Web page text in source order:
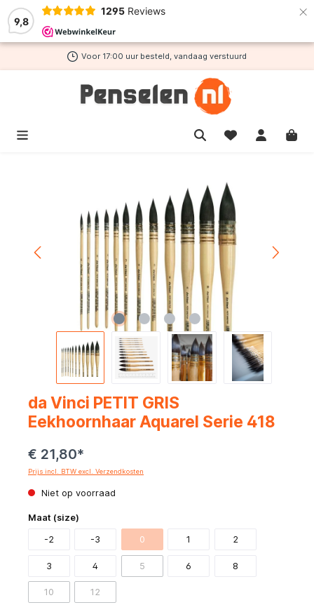
9,8
1295 Reviews ×
hoofdinhoud
Voor 17:00 uur besteld, vandaag verstuurd
da Vinci PETIT GRIS
Eekhoornhaar Aquarel Serie 418
€ 21,80*
Prijs incl. BTW excl. Verzendkosten
Niet op voorraad
Maat (size)
-2 -3 0 1 2
3 4 5 6 8
10 12